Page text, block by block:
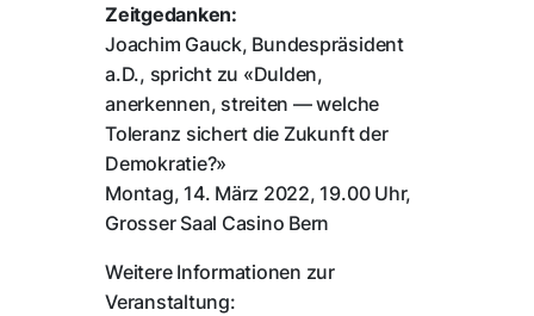
Zeitgedanken:
Joachim Gauck, Bundespräsident
a.D., spricht zu «Dulden,
anerkennen, streiten — welche
Toleranz sichert die Zukunft der
Demokratie?»
Montag, 14. März 2022, 19.00 Uhr,
Grosser Saal Casino Bern
Weitere Informationen zur
Veranstaltung: